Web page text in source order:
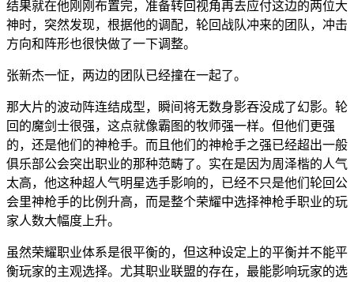
结果就在他刚刚布置完，准备转回视角再去应付这边的两位大
神时，突然发现，根据他的调配，轮回战队冲来的团队，冲击
方向和阵形也很快做了一下调整。
张新杰一怔，两边的团队已经撞在一起了。
那大片的波动阵连结成型，瞬间将无数身影吞没成了幻影。轮
回的魔剑士很强，这点就像霸图的牧师强一样。但他们更强
的，还是他们的神枪手。而且他们的神枪手之强已经超出一般
俱乐部公会突出职业的那种范畴了。实在是因为周泽楷的人气
太高，他这种超人气明星选手影响的，已经不只是他们轮回公
会里神枪手的比例升高，而是整个荣耀中选择神枪手职业的玩
家人数大幅度上升。
虽然荣耀职业体系是很平衡的，但这种设定上的平衡并不能平
衡玩家的主观选择。尤其职业联盟的存在，最能影响玩家的选